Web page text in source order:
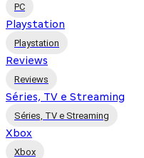
PC
Playstation
Playstation
Reviews
Reviews
Séries, TV e Streaming
Séries, TV e Streaming
Xbox
Xbox